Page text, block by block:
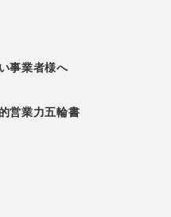
事業者様へ
営業力五輪書